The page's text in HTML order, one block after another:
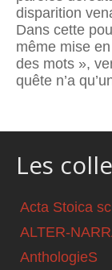
disparition
Dans cette
même mise
des mots »,
quête n’a
Les
Acta Stoica
ALTER-
AnthologieS